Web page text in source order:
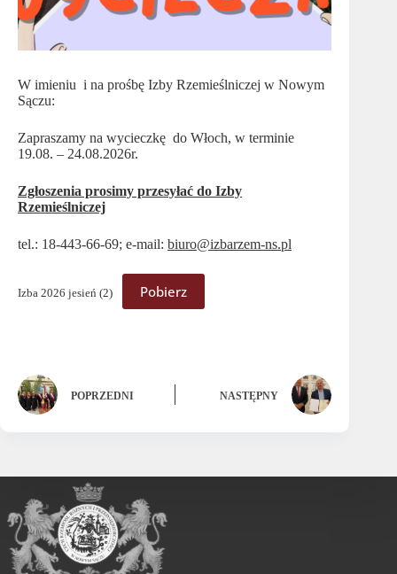
W imieniu i na prośbę Izby Rzemieślniczej w Nowym
Sączu:
Zapraszamy na wycieczkę do Włoch, w terminie
19.08. – 24.08.2026r.
Zgłoszenia prosimy przesyłać do Izby
Rzemieślniczej
tel.: 18-443-66-69; e-mail: biuro@izbarzem-ns.pl
Izba 2026 jesień (2) Pobierz
POPRZEDNI NASTĘPNY